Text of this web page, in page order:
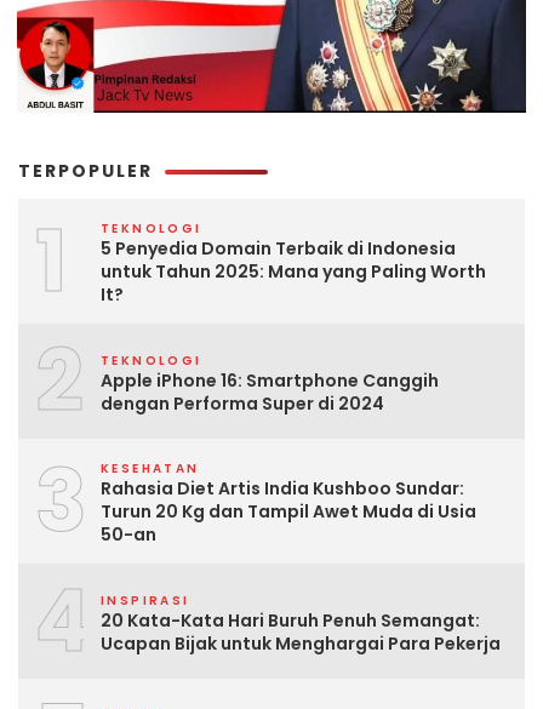
TERPOPULER
1 TEKNOLOGI
5 Penyedia Domain Terbaik di Indonesia
untuk Tahun 2025: Mana yang Paling Worth
It?
2 TEKNOLOGI
Apple iPhone 16: Smartphone Canggih
dengan Performa Super di 2024
3 KESEHATAN
Rahasia Diet Artis India Kushboo Sundar:
Turun 20 Kg dan Tampil Awet Muda di Usia
50-an
4 INSPIRASI
20 Kata-Kata Hari Buruh Penuh Semangat:
Ucapan Bijak untuk Menghargai Para Pekerja